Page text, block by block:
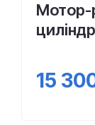
Мотор-
15